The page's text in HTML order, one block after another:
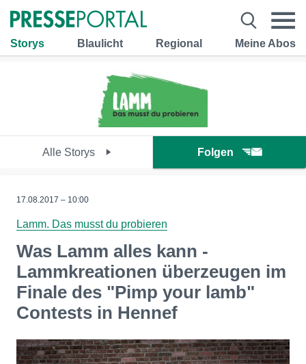
Storys Blaulicht Regional Meine Abos
Alle Storys Folgen
17.08.2017 – 10:00
Lamm. Das musst du probieren
Was Lamm alles kann -
Lammkreationen überzeugen im
Finale des "Pimp your lamb"
Contests in Hennef